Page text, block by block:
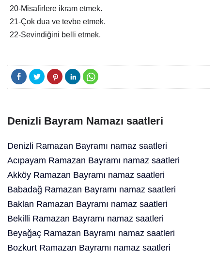
20-Misafirlere ikram etmek.
21-Çok dua ve tevbe etmek.
22-Sevindiğini belli etmek.
Denizli Bayram Namazı saatleri
Denizli Ramazan Bayramı namaz saatleri
Acıpayam Ramazan Bayramı namaz saatleri
Akköy Ramazan Bayramı namaz saatleri
Babadağ Ramazan Bayramı namaz saatleri
Baklan Ramazan Bayramı namaz saatleri
Bekilli Ramazan Bayramı namaz saatleri
Beyağaç Ramazan Bayramı namaz saatleri
Bozkurt Ramazan Bayramı namaz saatleri